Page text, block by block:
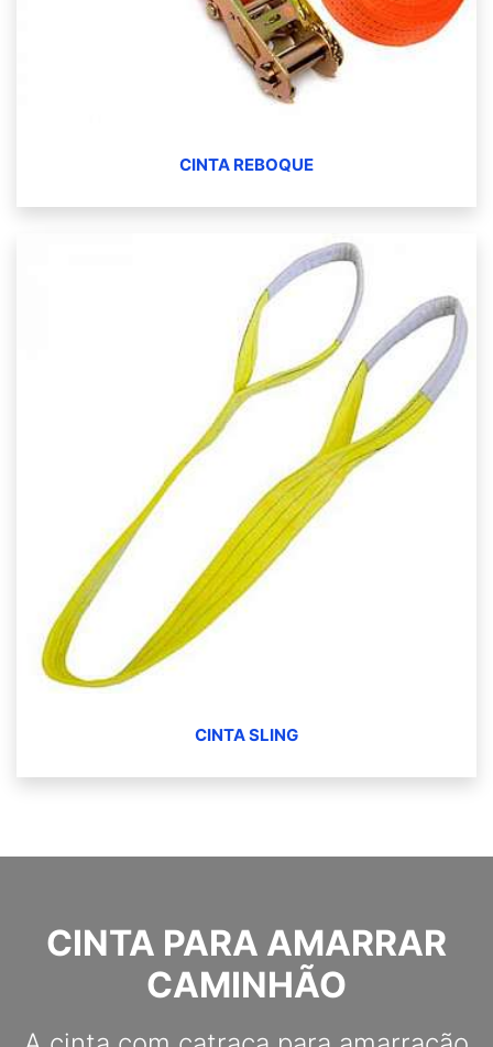
CINTA REBOQUE
CINTA SLING
CINTA PARA AMARRAR
CAMINHÃO